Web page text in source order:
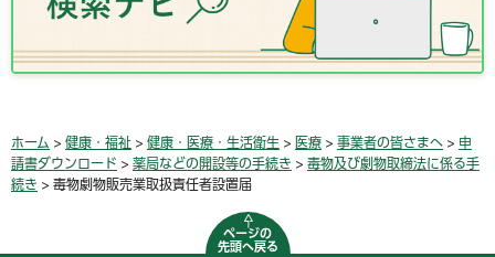
ホーム > 健康・福祉 > 健康・医療・生活衛生 > 医療 > 事業者の皆さまへ > 申
請書ダウンロード > 薬局などの開設等の手続き > 毒物及び劇物取締法に係る手
続き > 毒物劇物販売業取扱責任者設置届
ページの
先頭へ戻る